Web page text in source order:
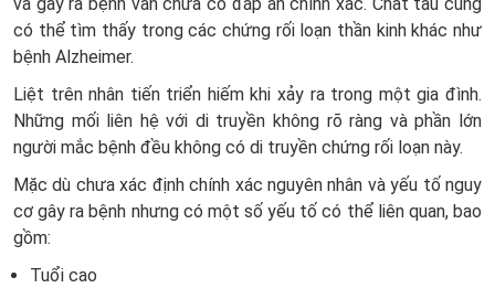
có thể tìm thấy trong các chứng rối loạn thần kinh khác như
bệnh Alzheimer.
Liệt trên nhân tiến triển hiếm khi xảy ra trong một gia đình.
Những mối liên hệ với di truyền không rõ ràng và phần lớn
người mắc bệnh đều không có di truyền chứng rối loạn này.
Mặc dù chưa xác định chính xác nguyên nhân và yếu tố nguy
cơ gây ra bệnh nhưng có một số yếu tố có thể liên quan, bao
gồm:
Tuổi cao